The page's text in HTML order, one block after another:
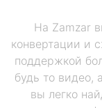
На Zamzar
конвертации и
поддержкой
будь то видео,
вы легко